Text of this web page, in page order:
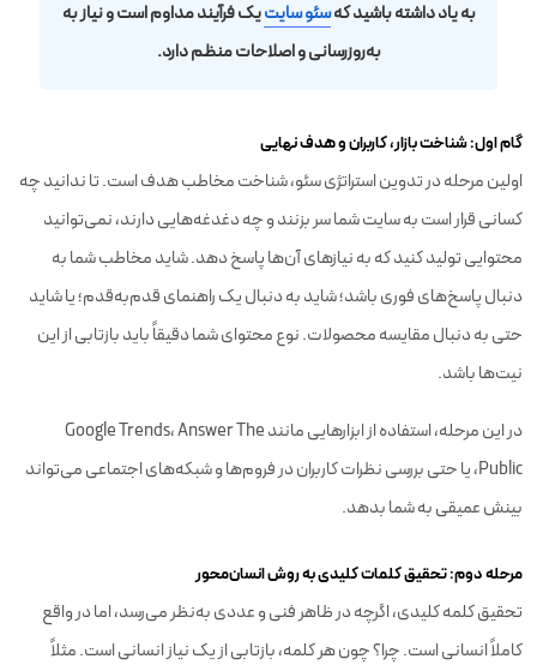
به یاد داشته باشید کهسئو سایتیک فرآیند مداوم است و نیاز به
به‌روزرسانی و اصلاحات منظم دارد.
گام اول: شناخت بازار، کاربران و هدف نهایی
اولین مرحله در تدوین استراتژی سئو، شناخت مخاطب هدف است. تا ندانید چه
کسانی قرار است به سایت شما سر بزنند و چه دغدغه‌هایی دارند، نمی‌توانید
محتوایی تولید کنید که به نیازهای آن‌ها پاسخ دهد. شاید مخاطب شما به
دنبال پاسخ‌های فوری باشد؛ شاید به دنبال یک راهنمای قدم‌به‌قدم؛ یا شاید
حتی به دنبال مقایسه محصولات. نوع محتوای شما دقیقاً باید بازتابی از این
نیت‌ها باشد.
در این مرحله، استفاده از ابزارهایی مانند Google Trends، Answer The
Public، یا حتی بررسی نظرات کاربران در فروم‌ها و شبکه‌های اجتماعی می‌تواند
بینش عمیقی به شما بدهد.
مرحله دوم: تحقیق کلمات کلیدی به روش انسان‌محور
تحقیق کلمه کلیدی، اگرچه در ظاهر فنی و عددی به‌نظر می‌رسد، اما در واقع
کاملاً انسانی است. چرا؟ چون هر کلمه، بازتابی از یک نیاز انسانی است. مثلاً